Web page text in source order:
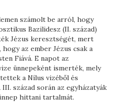
számolt be arról, hogy
Bazilidesz (II. század)
Jézus keresztségét, mert
az ember Jézus csak a
Fiává. E napot az
ünnepeként ismerték, mely
a Nílus vizéből és
század során az egyházatyák
hittani tartalmát.